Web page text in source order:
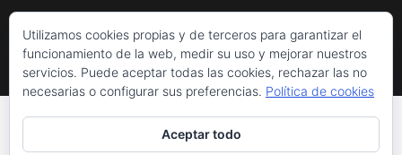
ARISTÓTELES PLUTARCO SIR FRANCIS BACON
POLÍTICA DE COOKIES AVISO LEGAL
Utilizamos cookies propias y de terceros para garantizar el
funcionamiento de la web, medir su uso y mejorar nuestros
servicios. Puede aceptar todas las cookies, rechazar las no
necesarias o configurar sus preferencias. Política de cookies
Aceptar todo